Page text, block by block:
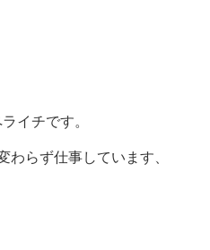
イチです。
らず仕事しています、